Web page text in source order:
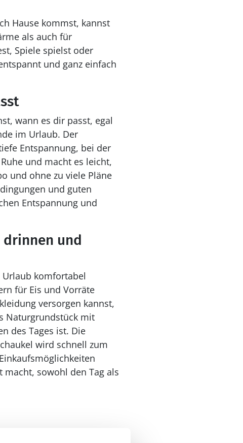
Hause kommst, kannst
als auch für
Spiele spielst oder
und ganz einfach
wann es dir passt, egal
im Urlaub. Der
Entspannung, bei der
und macht es leicht,
und ohne zu viele Pläne
und guten
Entspannung und
und
komfortabel
für Eis und Vorräte
versorgen kannst,
Naturgrundstück mit
des Tages ist. Die
wird schnell zum
macht, sowohl den Tag als